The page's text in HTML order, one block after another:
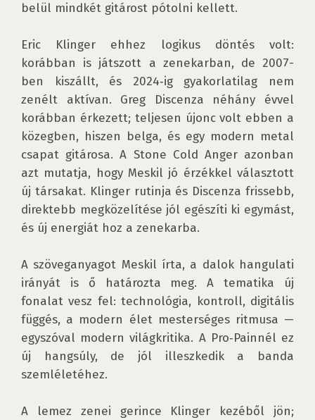
belül mindkét gitárost pótolni kellett.
Eric Klinger ehhez logikus döntés volt:
korábban is játszott a zenekarban, de 2007-
ben kiszállt, és 2024‑ig gyakorlatilag nem
zenélt aktívan. Greg Discenza néhány évvel
korábban érkezett; teljesen újonc volt ebben a
közegben, hiszen belga, és egy modern metal
csapat gitárosa. A Stone Cold Anger azonban
azt mutatja, hogy Meskil jó érzékkel választott
új társakat. Klinger rutinja és Discenza frissebb,
direktebb megközelítése jól egészíti ki egymást,
és új energiát hoz a zenekarba.
A szöveganyagot Meskil írta, a dalok hangulati
irányát is ő határozta meg. A tematika új
fonalat vesz fel: technológia, kontroll, digitális
függés, a modern élet mesterséges ritmusa —
egyszóval modern világkritika. A Pro‑Painnél ez
új hangsúly, de jól illeszkedik a banda
szemléletéhez.
A lemez zenei gerince Klinger kezéből jön;